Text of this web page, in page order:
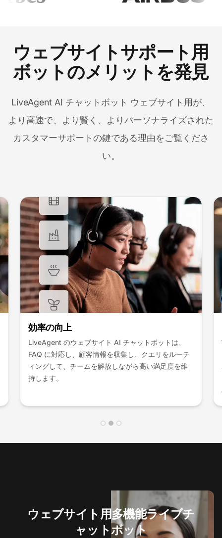
ウェブサイトサポート用
ボットのメリットを発見
LiveAgent AI チャットボット ウェブサイト用が、
より高速で、より賢く、よりパーソナライズされた
カスタマーサポートの鍵である理由をご覧くださ
い。
あらゆるウェブサイトとのシームレスな統
合
LiveAgent の AI チャットをウェブサイトに簡単に統
合でき、eコマース、WordPress など、あらゆるプ
ラットフォームでシームレスな AI 搭載サポートを提
ウェブサイト用多機能ライブチ
ャットボット